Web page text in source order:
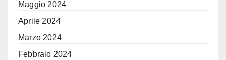
Maggio 2024
Aprile 2024
Marzo 2024
Febbraio 2024